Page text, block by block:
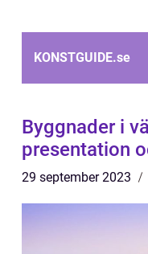
KONSTGUIDE.se
Byggnader i
presentation
29 september 2023